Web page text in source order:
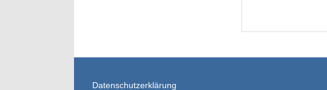
Datenschutzerklärung